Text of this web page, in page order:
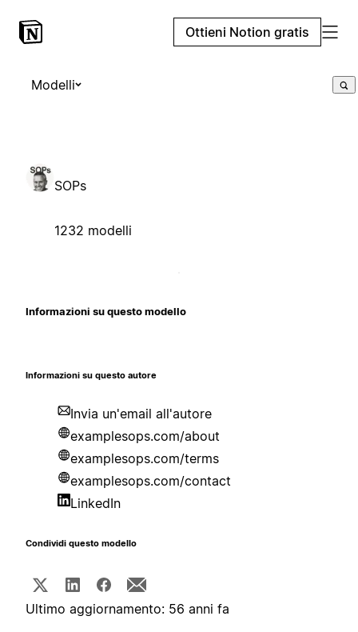
Ottieni Notion gratis
Modelli
SOPs
1232 modelli
Informazioni su questo modello
Informazioni su questo autore
Invia un'email all'autore
examplesops.com/about
examplesops.com/terms
examplesops.com/contact
LinkedIn
Condividi questo modello
Ultimo aggiornamento: 56 anni fa